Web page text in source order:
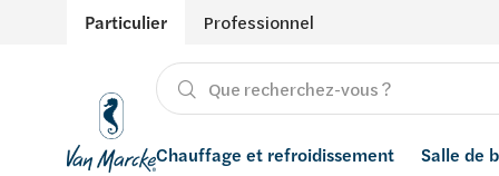
Particulier Professionnel
Chauffage et refroidissement Salle de